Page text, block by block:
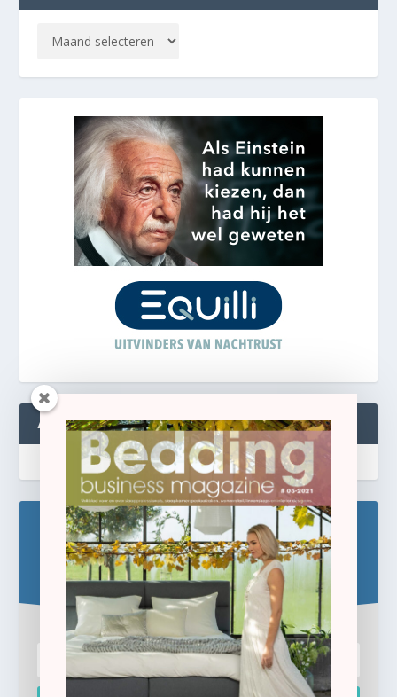
ABONNEREN
Blijf op de hoogte!
Schrijf u hier in voor de gratis e-newsletter.